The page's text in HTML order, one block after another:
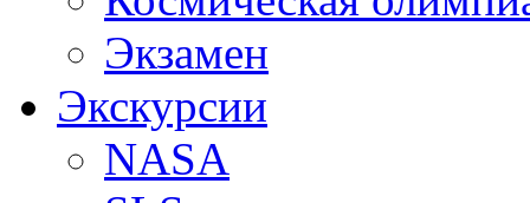
Экзамен
Экскурсии
NASA